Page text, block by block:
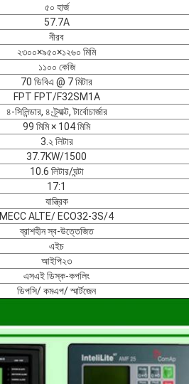
৫০ হার্জ
57.7A
নীরব
২৩০০×৯৫০×১২৬০ মিমি
১১০০ কেজি
70 ডিবিএ @ 7 মিটার
FPT FPT/F32SM1A
৪-সিলিন্ডার, ৪-ট্র্যাক্ট, টার্বোচার্জার
99 মিমি × 104 মিমি
3.২ লিটার
37.7KW/1500
10.6 লিটার/ঘন্টা
17:1
যান্ত্রিক
MECC ALTE/ ECO32-3S/4
ব্রাশহীন স্ব-উত্তেজিত
এইচ
আইপি২৩
এসএই ডিস্ক-কপলিং
ডিপসি/ কমএপ/ স্মার্টজেন